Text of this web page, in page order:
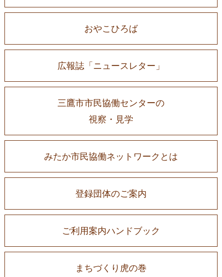
おやこひろば
広報誌「ニュースレター」
三鷹市市民協働センターの
視察・見学
みたか市民協働ネットワークとは
登録団体のご案内
ご利用案内ハンドブック
まちづくり虎の巻